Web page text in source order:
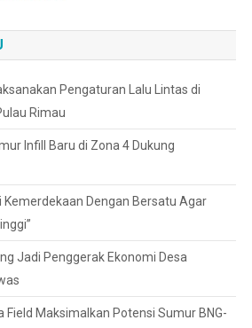
Pengaturan Lalu Lintas di
Rimau
Infill Baru di Zona 4 Dukung
Kemerdekaan Dengan Bersatu Agar
Jadi Penggerak Ekonomi Desa
Field Maksimalkan Potensi Sumur BNG-